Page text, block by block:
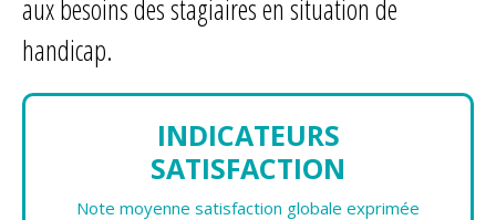
aux besoins des stagiaires en situation de
handicap.
INDICATEURS
SATISFACTION
Note moyenne satisfaction globale exprimée